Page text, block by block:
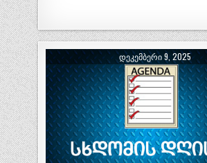
ᲓᲔᲙᲔᲛᲑᲔᲠᲘ 9, 2025